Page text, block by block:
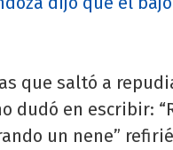
que saltó a
dudó en escribir:
un nene”